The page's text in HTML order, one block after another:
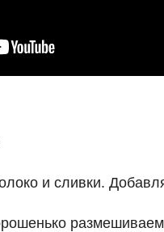
и сливки.